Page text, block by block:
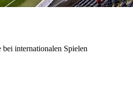
internationalen Spielen